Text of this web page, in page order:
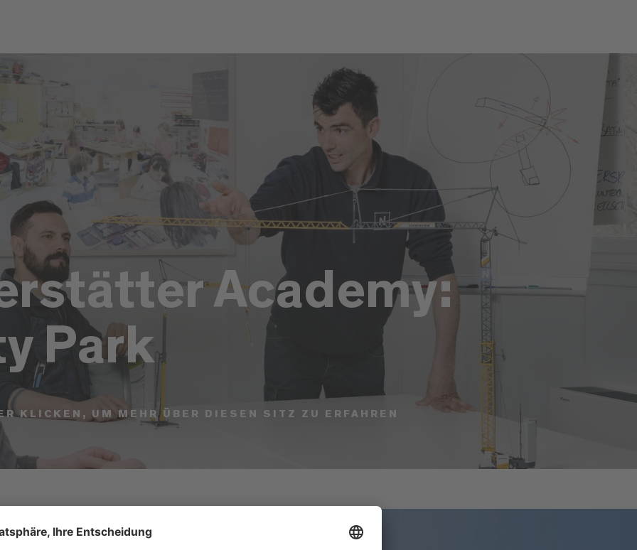
Academy:
Park
KLICKEN, UM MEHR ÜBER DIESEN SITZ ZU ERFAHREN